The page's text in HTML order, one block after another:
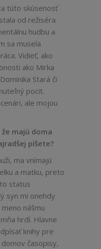
túto skúsenosť
od režiséra
hudbu a
sa musela
Vidieť, ako
ako Mirka
Stará či
pocit.
ale mojou
majú doma
píšete?
ma vnímajú
a matku, preto
status
syn mi onehdy
nášmu
hrdí. Hlavne
knihy pre
časopisy,